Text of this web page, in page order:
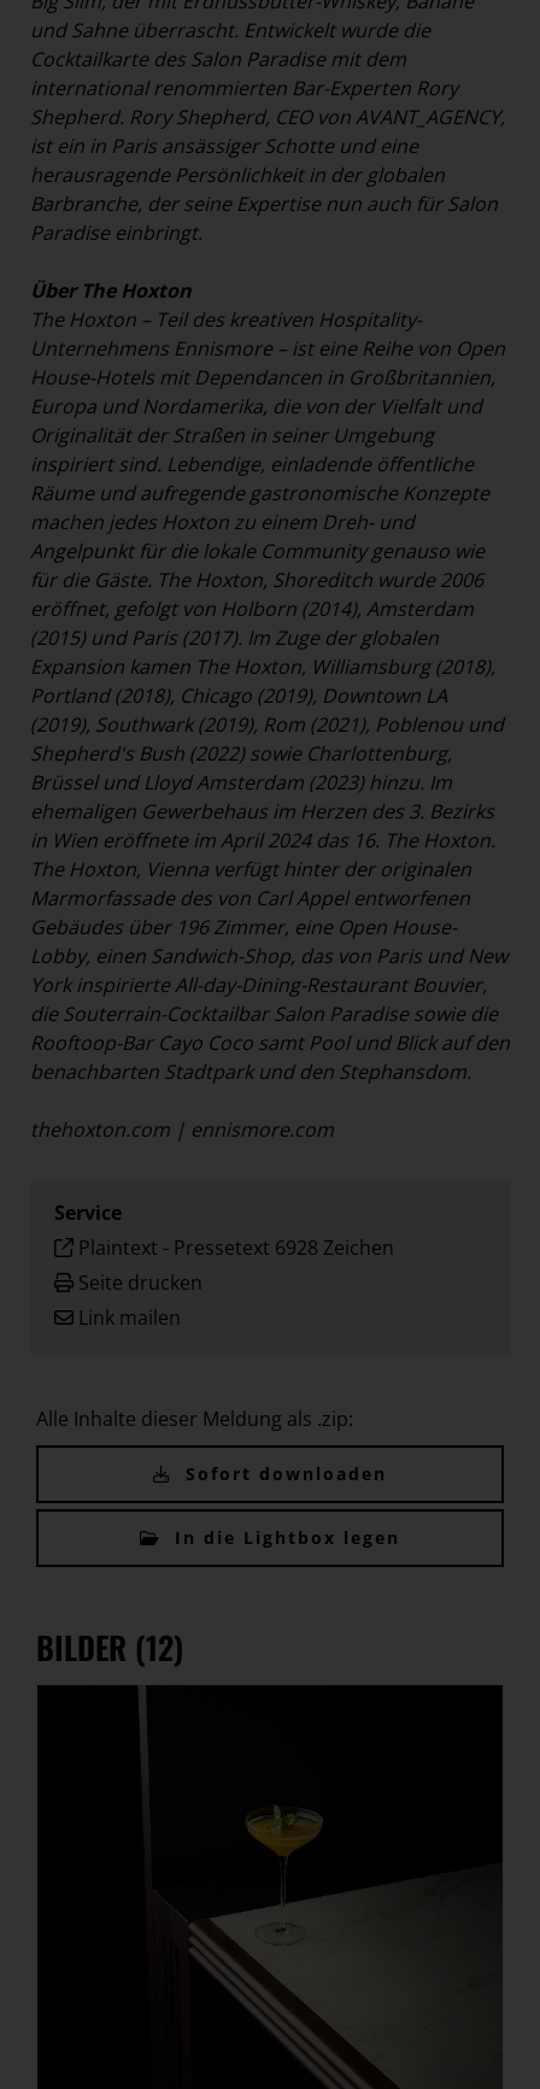
und Sahne überrascht. Entwickelt wurde die
Cocktailkarte des Salon Paradise mit dem
international renommierten Bar-Experten Rory
Shepherd. Rory Shepherd, CEO von AVANT_AGENCY,
ist ein in Paris ansässiger Schotte und eine
herausragende Persönlichkeit in der globalen
Barbranche, der seine Expertise nun auch für Salon
Paradise einbringt.
Über The Hoxton
The Hoxton – Teil des kreativen Hospitality-
Unternehmens Ennismore – ist eine Reihe von Open
House-Hotels mit Dependancen in Großbritannien,
Europa und Nordamerika, die von der Vielfalt und
Originalität der Straßen in seiner Umgebung
inspiriert sind. Lebendige, einladende öffentliche
Räume und aufregende gastronomische Konzepte
machen jedes Hoxton zu einem Dreh- und
Angelpunkt für die lokale Community genauso wie
für die Gäste. The Hoxton, Shoreditch wurde 2006
eröffnet, gefolgt von Holborn (2014), Amsterdam
(2015) und Paris (2017). Im Zuge der globalen
Expansion kamen The Hoxton, Williamsburg (2018),
Portland (2018), Chicago (2019), Downtown LA
(2019), Southwark (2019), Rom (2021), Poblenou und
Shepherd's Bush (2022) sowie Charlottenburg,
Brüssel und Lloyd Amsterdam (2023) hinzu. Im
ehemaligen Gewerbehaus im Herzen des 3. Bezirks
in Wien eröffnete im April 2024 das 16. The Hoxton.
The Hoxton, Vienna verfügt hinter der originalen
Marmorfassade des von Carl Appel entworfenen
Gebäudes über 196 Zimmer, eine Open House-
Lobby, einen Sandwich-Shop, das von Paris und New
York inspirierte All-day-Dining-Restaurant Bouvier,
die Souterrain-Cocktailbar Salon Paradise sowie die
Rooftoop-Bar Cayo Coco samt Pool und Blick auf den
benachbarten Stadtpark und den Stephansdom.
thehoxton.com | ennismore.com
Service
Plaintext - Pressetext 6928 Zeichen
Seite drucken
Link mailen
Alle Inhalte dieser Meldung als .zip:
Sofort downloaden
In die Lightbox legen
BILDER (12)